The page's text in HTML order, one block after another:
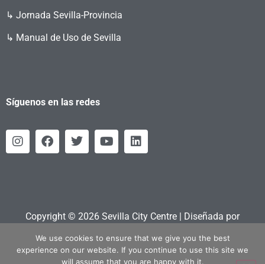
↳ Jornada Sevilla-Provincia
↳ Manual de Uso de Sevilla
Síguenos en las redes
Copyright © 2026 Sevilla City Centre | Diseñada por
We use cookies to ensure that we give you the best
experience on our website. If you continue to use this site we
will assume that you are happy with it.